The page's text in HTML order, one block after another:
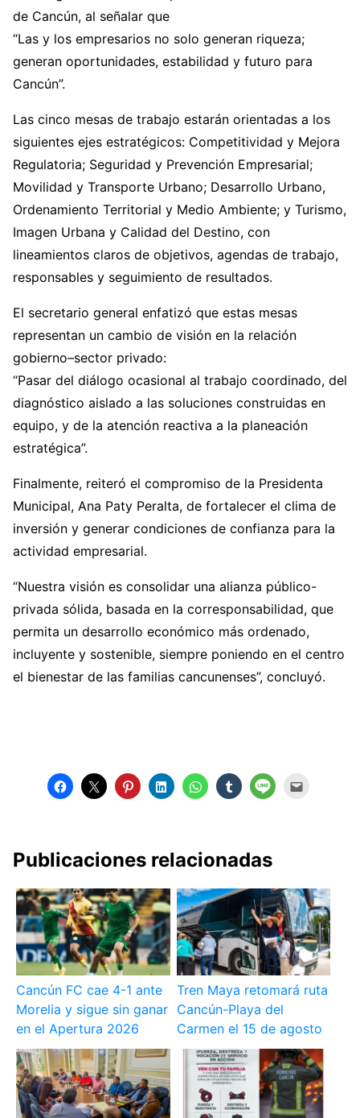
de Cancún, al señalar que
“Las y los empresarios no solo generan riqueza;
generan oportunidades, estabilidad y futuro para
Cancún”.
Las cinco mesas de trabajo estarán orientadas a los
siguientes ejes estratégicos: Competitividad y Mejora
Regulatoria; Seguridad y Prevención Empresarial;
Movilidad y Transporte Urbano; Desarrollo Urbano,
Ordenamiento Territorial y Medio Ambiente; y Turismo,
Imagen Urbana y Calidad del Destino, con
lineamientos claros de objetivos, agendas de trabajo,
responsables y seguimiento de resultados.
El secretario general enfatizó que estas mesas
representan un cambio de visión en la relación
gobierno–sector privado:
“Pasar del diálogo ocasional al trabajo coordinado, del
diagnóstico aislado a las soluciones construidas en
equipo, y de la atención reactiva a la planeación
estratégica”.
Finalmente, reiteró el compromiso de la Presidenta
Municipal, Ana Paty Peralta, de fortalecer el clima de
inversión y generar condiciones de confianza para la
actividad empresarial.
“Nuestra visión es consolidar una alianza público-
privada sólida, basada en la corresponsabilidad, que
permita un desarrollo económico más ordenado,
incluyente y sostenible, siempre poniendo en el centro
el bienestar de las familias cancunenses”, concluyó.
Publicaciones relacionadas
Cancún FC cae 4-1 ante
Morelia y sigue sin ganar
en el Apertura 2026
Tren Maya retomará ruta
Cancún-Playa del
Carmen el 15 de agosto